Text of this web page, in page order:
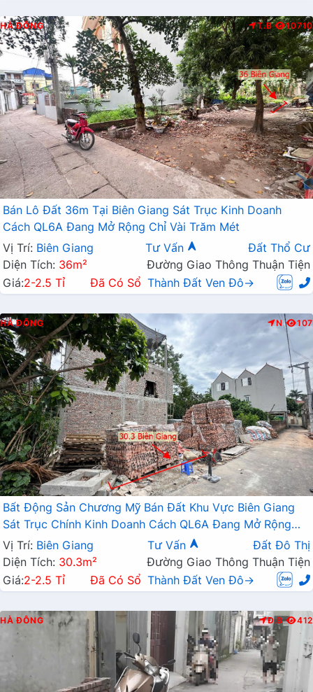
HÀ ĐÔNG T.B 10710
Bán Lô Đất 36m Tại Biên Giang Sát Trục Kinh Doanh
Cách QL6A Đang Mở Rộng Chỉ Vài Trăm Mét
Vị Trí: Biên Giang Tư Vấn
Đất Thổ Cư
Diện Tích: 36m²
Đường Giao Thông Thuận Tiện
Giá:2-2.5 Tỉ Đã Có Sổ Thành Đất Ven Đô→
HÀ ĐÔNG N 107
Bất Động Sản Chương Mỹ Bán Đất Khu Vực Biên Giang
Sát Trục Chính Kinh Doanh Cách QL6A Đang Mở Rộng
Chỉ Vài Trăm Mét
Vị Trí: Biên Giang Tư Vấn
Đất Đô Thị
Diện Tích: 30.3m²
Đường Giao Thông Thuận Tiện
Giá:2-2.5 Tỉ Đã Có Sổ Thành Đất Ven Đô→
HÀ ĐÔNG Đ.B 412